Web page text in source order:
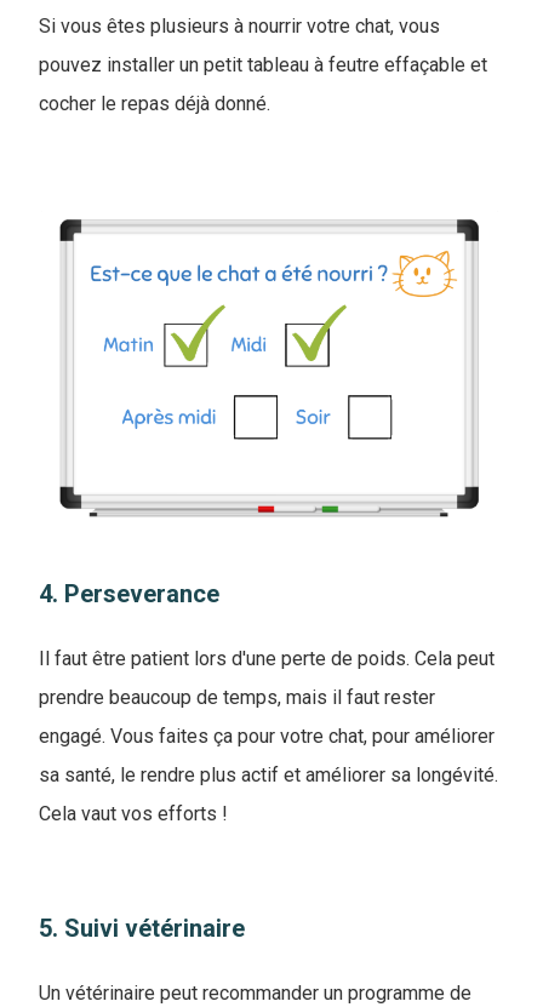
Si vous êtes plusieurs à nourrir votre chat, vous
pouvez installer un petit tableau à feutre effaçable et
cocher le repas déjà donné.
4. Perseverance
Il faut être patient lors d'une perte de poids. Cela peut
prendre beaucoup de temps, mais il faut rester
engagé. Vous faites ça pour votre chat, pour améliorer
sa santé, le rendre plus actif et améliorer sa longévité.
Cela vaut vos efforts !
5. Suivi vétérinaire
Un vétérinaire peut recommander un programme de